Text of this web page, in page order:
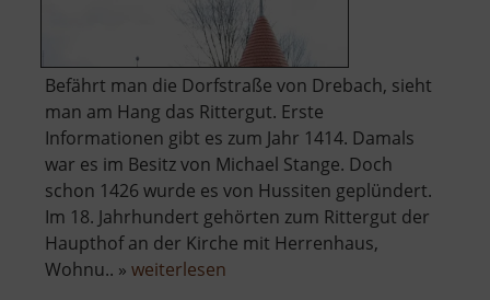
Befährt man die Dorfstraße von Drebach, sieht
man am Hang das Rittergut. Erste
Informationen gibt es zum Jahr 1414. Damals
war es im Besitz von Michael Stange. Doch
schon 1426 wurde es von Hussiten geplündert.
Im 18. Jahrhundert gehörten zum Rittergut der
Haupthof an der Kirche mit Herrenhaus,
Wohnu.. » weiterlesen